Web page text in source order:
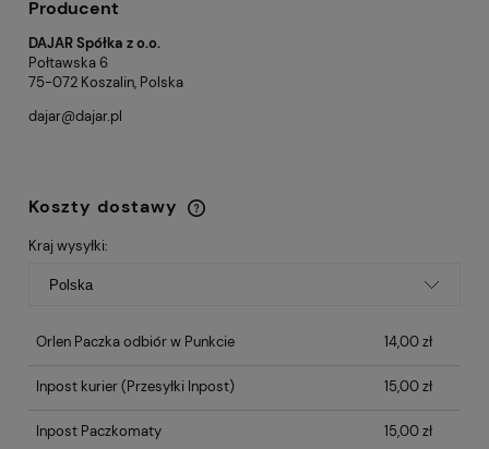
Producent
DAJAR Spółka z o.o.
Połtawska 6
75-072 Koszalin, Polska
dajar@dajar.pl
Koszty dostawy
Cena nie zawiera ewentualnych kosztów
płatności
Kraj wysyłki:
Orlen Paczka odbiór w Punkcie 14,00 zł
Inpost kurier(Przesyłki Inpost) 15,00 zł
Inpost Paczkomaty 15,00 zł